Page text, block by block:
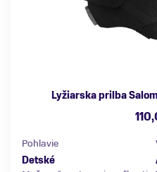
Lyžiarska prilba
Pohlavie
Detské